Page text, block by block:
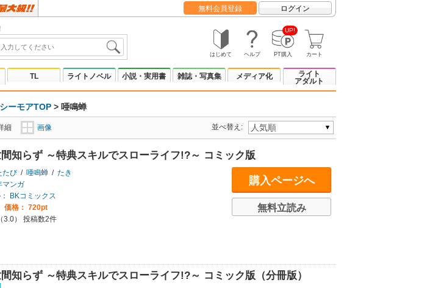
無料会員登録 ログイン
はじめて ヘルプ
UP!
PT購入 カート
TL ライトノベル 小説・実用書 雑誌・写真集 メディア化
ライト
アダルト
ーモアTOP > 唖鳴蝉
細 画像 並べ替え:
知らず ～特典スキルでスローライフ!?～ コミック版
たび / 唖鳴蝉 / たき
マンガ
BKコミックス
価格： 720pt
（3.0） 投稿数2件
購入ページへ
無料立読み
知らず ～特典スキルでスローライフ!?～ コミック版（分冊版）